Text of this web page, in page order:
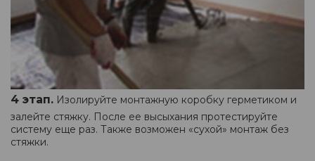
4 этап. Изолируйте монтажную коробку герметиком и
залейте стяжку. После ее высыхания протестируйте
систему еще раз. Также возможен «сухой» монтаж без
стяжки.